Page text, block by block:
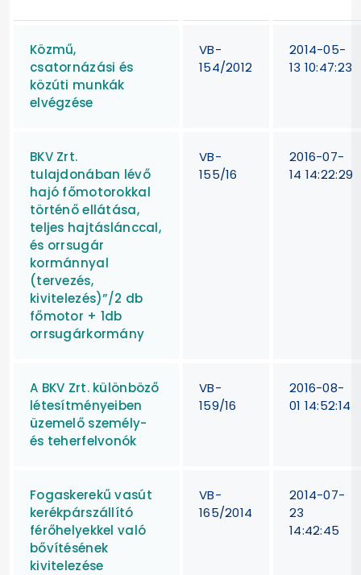
Közmű,
csatornázási és
közúti munkák
elvégzése
VB-
154/2012
2014-05-
13 10:47:23
BKV Zrt.
tulajdonában lévő
hajó főmotorokkal
történő ellátása,
teljes hajtáslánccal,
és orrsugár
kormánnyal
(tervezés,
kivitelezés)”/2 db
főmotor + 1db
orrsugárkormány
VB-
155/16
2016-07-
14 14:22:29
A BKV Zrt. különböző
létesítményeiben
üzemelő személy-
és teherfelvonók
VB-
159/16
2016-08-
01 14:52:14
Fogaskerekű vasút
kerékpárszállító
férőhelyekkel való
bővítésének
kivitelezése
VB-
165/2014
2014-07-
23
14:42:45